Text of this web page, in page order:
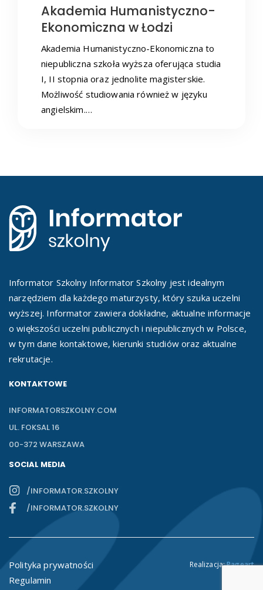
Akademia Humanistyczno-
Ekonomiczna w Łodzi
Akademia Humanistyczno-Ekonomiczna to
niepubliczna szkoła wyższa oferująca studia
I, II stopnia oraz jednolite magisterskie.
Możliwość studiowania również w języku
angielskim.…
Informator Szkolny Informator Szkolny jest idealnym
narzędziem dla każdego maturzysty, który szuka uczelni
wyższej. Informator zawiera dokładne, aktualne informacje
o większości uczelni publicznych i niepublicznych w Polsce,
w tym dane kontaktowe, kierunki studiów oraz aktualne
rekrutacje.
KONTAKTOWE
INFORMATORSZKOLNY.COM
UL. FOKSAL 16
00-372 WARSZAWA
SOCIAL MEDIA
/INFORMATOR.SZKOLNY
/INFORMATOR.SZKOLNY
Realizacja:Pageart
Polityka prywatności
Regulamin